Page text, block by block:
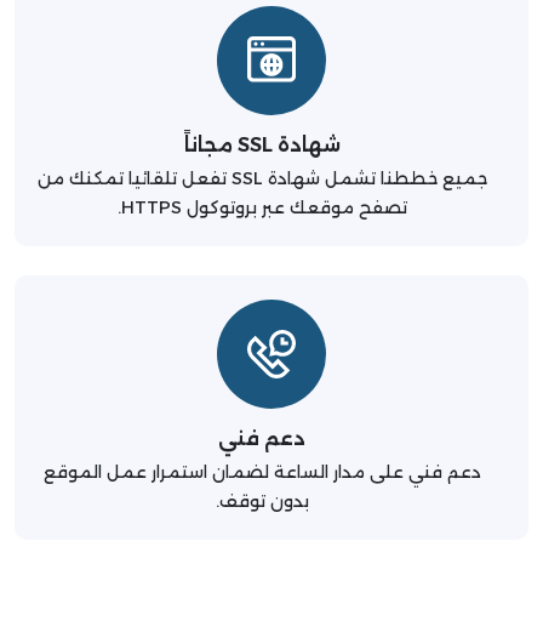
شهادة SSL مجاناً
جميع خططنا تشمل شهادة SSL تفعل تلقائيا تمكنك من
تصفح موقعك عبر بروتوكول HTTPS.
دعم فني
دعم فني على مدار الساعة لضمان استمرار عمل الموقع
بدون توقف.